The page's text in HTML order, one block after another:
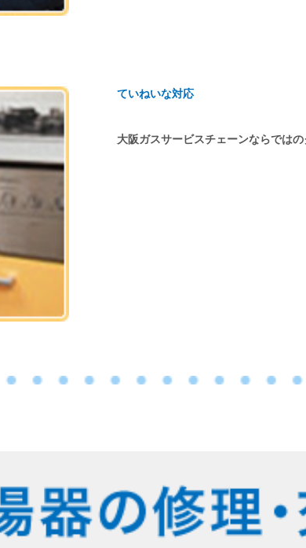
ていねいな対応
大阪ガスサービスチェーンならでは